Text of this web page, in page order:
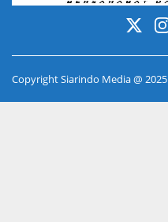
Copyright Siarindo Media @ 2025